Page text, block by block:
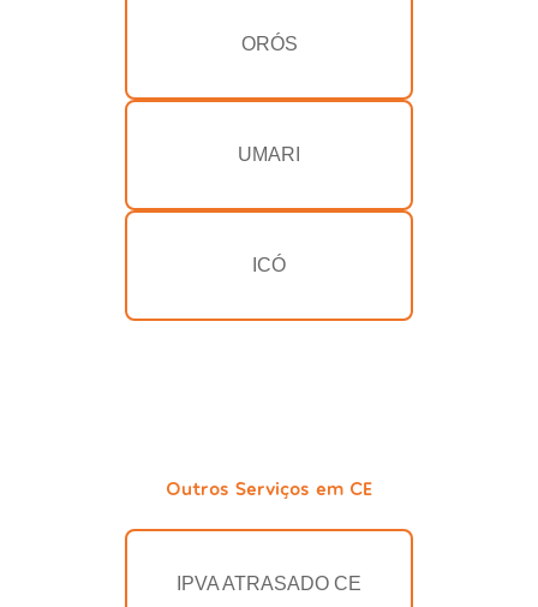
ORÓS
UMARI
ICÓ
Outros Serviços em CE
IPVA ATRASADO CE